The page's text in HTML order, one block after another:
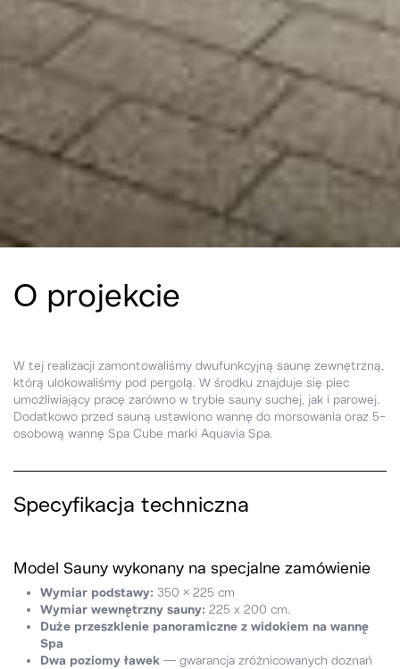
O projekcie
W tej realizacji zamontowaliśmy dwufunkcyjną saunę zewnętrzną,
którą ulokowaliśmy pod pergolą. W środku znajduje się piec
umożliwiający pracę zarówno w trybie sauny suchej, jak i parowej.
Dodatkowo przed sauną ustawiono wannę do morsowania oraz 5-
osobową wannę Spa Cube marki Aquavia Spa.
Specyfikacja techniczna
Model Sauny wykonany na specjalne zamówienie
Wymiar podstawy: 350 × 225 cm
Wymiar wewnętrzny sauny: 225 x 200 cm.
Duże przeszklenie panoramiczne z widokiem na wannę
Spa
Dwa poziomy ławek — gwarancja zróżnicowanych doznań